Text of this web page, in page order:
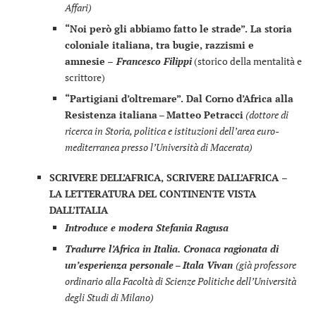
Affari)
“Noi però gli abbiamo fatto le strade”. La storia
coloniale italiana, tra bugie, razzismi e
amnesie – Francesco Filippi(storico della mentalità e
scrittore)
“Partigiani d’oltremare”. Dal Corno d’Africa alla
Resistenza italiana–Matteo Petracci(dottore di
ricerca in Storia, politica e istituzioni dell’area euro-
mediterranea presso l’Università di Macerata)
SCRIVERE DELL’AFRICA, SCRIVERE DALL’AFRICA –
LA LETTERATURA DEL CONTINENTE VISTA
DALL’ITALIA
Introduce e modera Stefania Ragusa
Tradurre l’Africa in Italia. Cronaca ragionata di
un’esperienza personale–Itala Vivan (già professore
ordinario alla Facoltà di Scienze Politiche dell’Università
degli Studi di Milano)